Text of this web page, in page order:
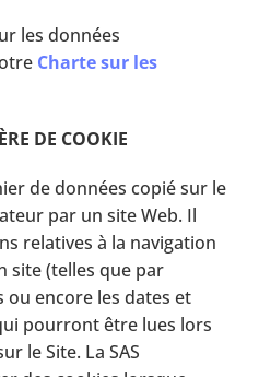
les données
Charte sur les
DE COOKIE
de données copié sur le
par un site Web. Il
relatives à la navigation
site (telles que par
ou encore les dates et
pourront être lues lors
le Site. La SAS